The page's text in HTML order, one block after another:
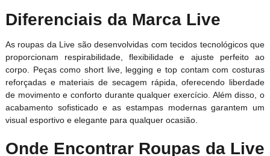
Diferenciais da Marca Live
As roupas da Live são desenvolvidas com tecidos tecnológicos que
proporcionam respirabilidade, flexibilidade e ajuste perfeito ao
corpo. Peças como short live, legging e top contam com costuras
reforçadas e materiais de secagem rápida, oferecendo liberdade
de movimento e conforto durante qualquer exercício. Além disso, o
acabamento sofisticado e as estampas modernas garantem um
visual esportivo e elegante para qualquer ocasião.
Onde Encontrar Roupas da Live